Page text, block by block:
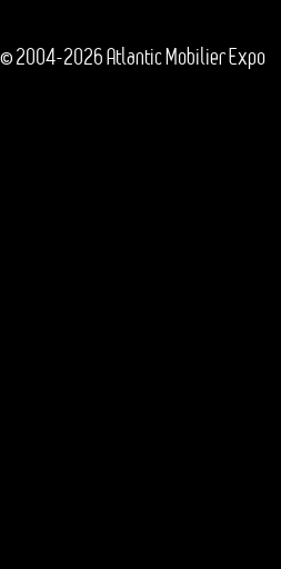
© 2004-2026 Atlantic Mobilier Expo